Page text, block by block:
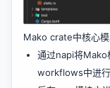
Mako crate中核心
通过napi将Mako
workflows中进